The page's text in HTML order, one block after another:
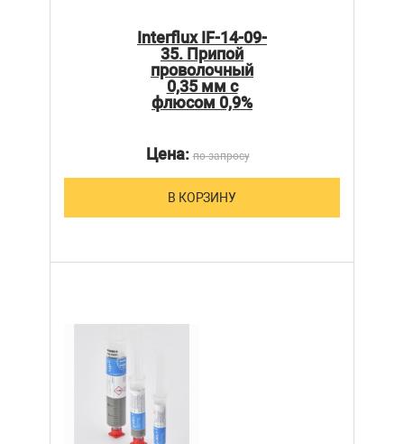
Interflux IF-14-09-
35. Припой
проволочный
0,35 мм с
флюсом 0,9%
Цена:по запросу
В КОРЗИНУ